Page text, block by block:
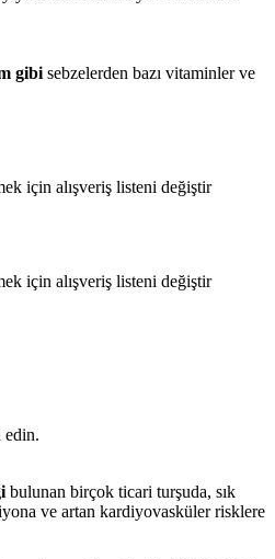
gibi sebzelerden bazı vitaminler ve
için alışveriş listeni değiştir
için alışveriş listeni değiştir
edin.
bulunan birçok ticari turşuda, sık
ve artan kardiyovasküler risklere